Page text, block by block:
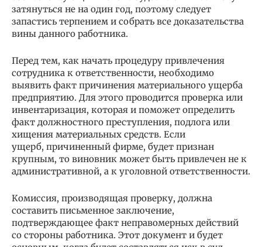
затянуться не на один год, поэтому следует
запастись терпением и собрать все доказательства
вины данного работника.
Перед тем, как начать процедуру привлечения
сотрудника к ответственности, необходимо
выявить факт причинения материального ущерба
предприятию. Для этого проводится проверка или
инвентаризация, которая и поможет определить
факт должностного преступления, подлога или
хищения материальных средств. Если
ущерб, причиненный фирме, будет признан
крупным, то виновник может быть привлечен не к
административной, а к уголовной ответственности.
Комиссия, производящая проверку, должна
составить письменное заключение,
подтверждающее факт неправомерных действий
со стороны работника. Этот документ и будет